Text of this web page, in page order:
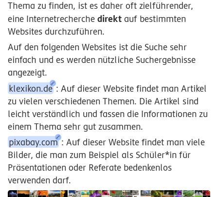
Thema zu finden, ist es daher oft zielführender,
eine Internetrecherche direkt auf bestimmten
Websites durchzuführen.
Auf den folgenden Websites ist die Suche sehr
einfach und es werden nützliche Suchergebnisse
angezeigt.
klexikon.de : Auf dieser Website findet man Artikel
zu vielen verschiedenen Themen. Die Artikel sind
leicht verständlich und fassen die Informationen zu
einem Thema sehr gut zusammen.
pixabay.com : Auf dieser Website findet man viele
Bilder, die man zum Beispiel als Schüler*in für
Präsentationen oder Referate bedenkenlos
verwenden darf.